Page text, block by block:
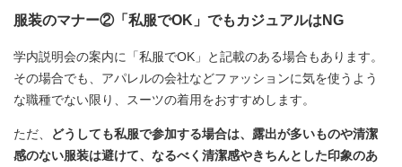
服装のマナー②「私服でOK」でもカジュアルはNG
学内説明会の案内に「私服でOK」と記載のある場合もあります。
その場合でも、アパレルの会社などファッションに気を使うよう
な職種でない限り、スーツの着用をおすすめします。
ただ、
どうしても私服で参加する場合は、露出が多いものや清潔
感のない服装は避けて、なるべく清潔感やきちんとした印象のあ